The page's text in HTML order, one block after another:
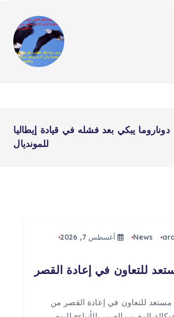
دوناروما يبكي بعد فشله في قيادة إيطاليا
للمونديال
News
أغسطس 7, 2026
للتعاون في إعادة القصر
مستعد للتعاون في إعادة القصر من